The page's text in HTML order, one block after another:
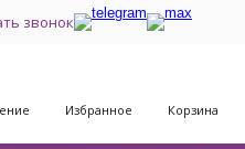
звонок
Избранное Корзина